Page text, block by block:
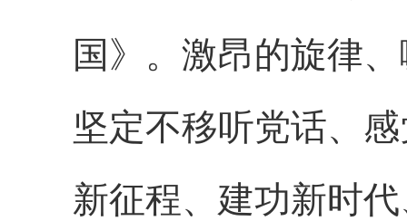
国》。激昂的旋律
坚定不移听党话、
新征程、建功新时